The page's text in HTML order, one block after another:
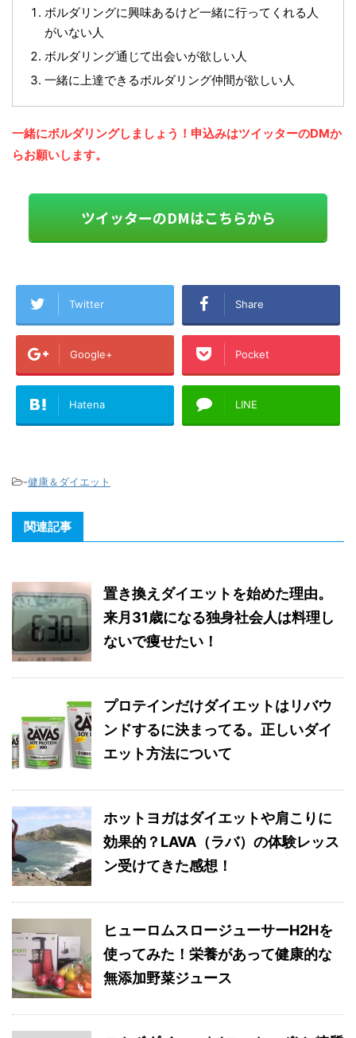
ボルダリングに興味あるけど一緒に行ってくれる人
がいない人
ボルダリング通じて出会いが欲しい人
一緒に上達できるボルダリング仲間が欲しい人
一緒にボルダリングしましょう！申込みはツイッターのDMか
らお願いします。
ツイッターのDMはこちらから
Twitter Share
Google+ Pocket
Hatena LINE
-健康＆ダイエット
関連記事
置き換えダイエットを始めた理由。
来月31歳になる独身社会人は料理し
ないで痩せたい！
プロテインだけダイエットはリバウ
ンドするに決まってる。正しいダイ
エット方法について
ホットヨガはダイエットや肩こりに
効果的？LAVA（ラバ）の体験レッス
ン受けてきた感想！
ヒューロムスロージューサーH2Hを
使ってみた！栄養があって健康的な
無添加野菜ジュース